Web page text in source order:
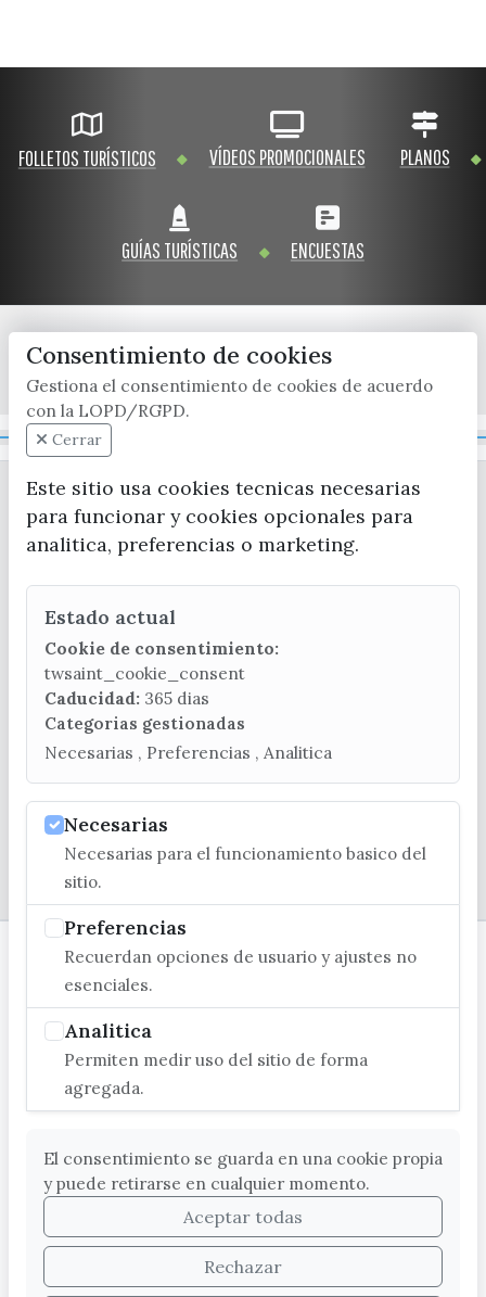
FOLLETOS TURÍSTICOS VÍDEOS PROMOCIONALES PLANOS
GUÍAS TURÍSTICAS ENCUESTAS
x / twitter facebook youtube instagram
CONTACTA CON LA OFICINA DE TURISMO
(+34) 952 541 104
turismo@velezmalaga.es
C/ Poniente, 2. CP 29740 - Torre del Mar
Consentimiento de cookies
Gestiona el consentimiento de cookies de acuerdo
con la LOPD/RGPD.
Cerrar
Este sitio usa cookies tecnicas necesarias
para funcionar y cookies opcionales para
analitica, preferencias o marketing.
Estado actual
Cookie de consentimiento:
twsaint_cookie_consent
Caducidad: 365 dias
Categorias gestionadas
Necesarias , Preferencias , Analitica
Necesarias
Necesarias para el funcionamiento basico del
sitio.
Preferencias
Recuerdan opciones de usuario y ajustes no
esenciales.
Analitica
Permiten medir uso del sitio de forma
agregada.
El consentimiento se guarda en una cookie propia
y puede retirarse en cualquier momento.
Aceptar todas
Rechazar